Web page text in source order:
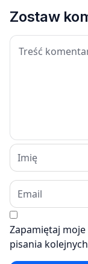
Zostaw
Zapamiętaj
pisania